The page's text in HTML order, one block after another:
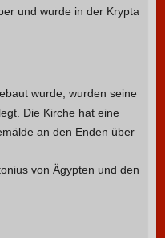
und wurde in der Krypta
wurde, wurden seine
Die Kirche hat eine
an den Enden über
von Ägypten und den